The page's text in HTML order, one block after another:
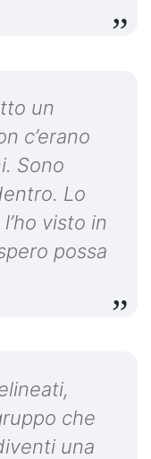
un
c’erano
Sono
Lo
visto in
possa
che
una